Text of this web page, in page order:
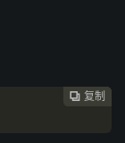
 复制
 复制
 复制
 复制
 复制
 复制
 复制
 复制